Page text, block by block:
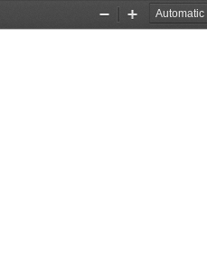
Zoom
Zoom